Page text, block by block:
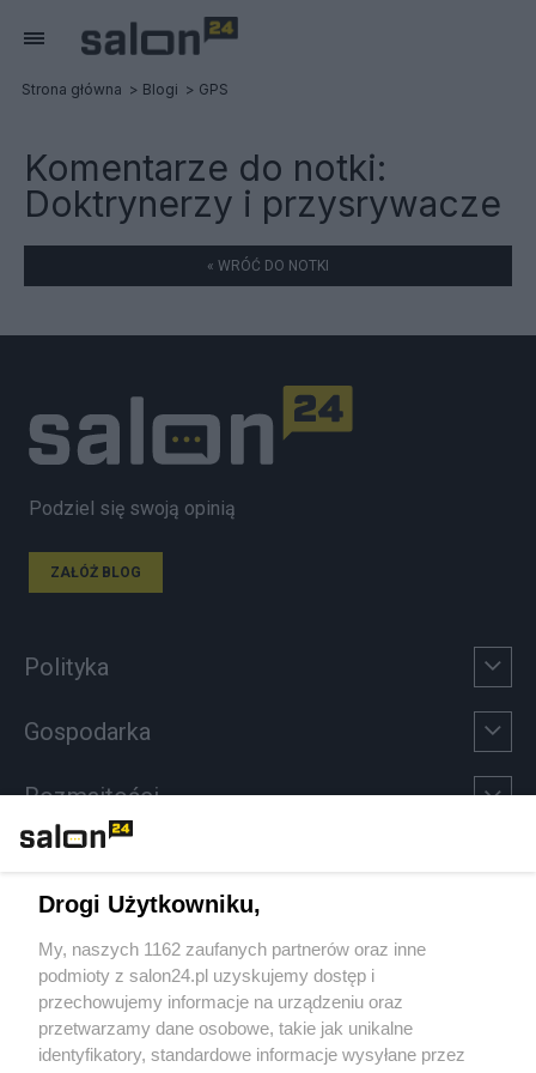
Strona główna Blogi GPS
Komentarze do notki:
Doktrynerzy i przysrywacze
« WRÓĆ DO NOTKI
Podziel się swoją opinią
ZAŁÓŻ BLOG
Polityka
Gospodarka
Rozmaitości
Sport
Społeczeństwo
Kultura
Drogi Użytkowniku,
My, naszych 1162 zaufanych partnerów oraz inne
podmioty z salon24.pl uzyskujemy dostęp i
przechowujemy informacje na urządzeniu oraz
przetwarzamy dane osobowe, takie jak unikalne
identyfikatory, standardowe informacje wysyłane przez